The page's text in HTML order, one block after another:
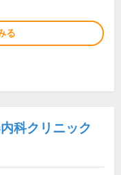
る
科クリニック